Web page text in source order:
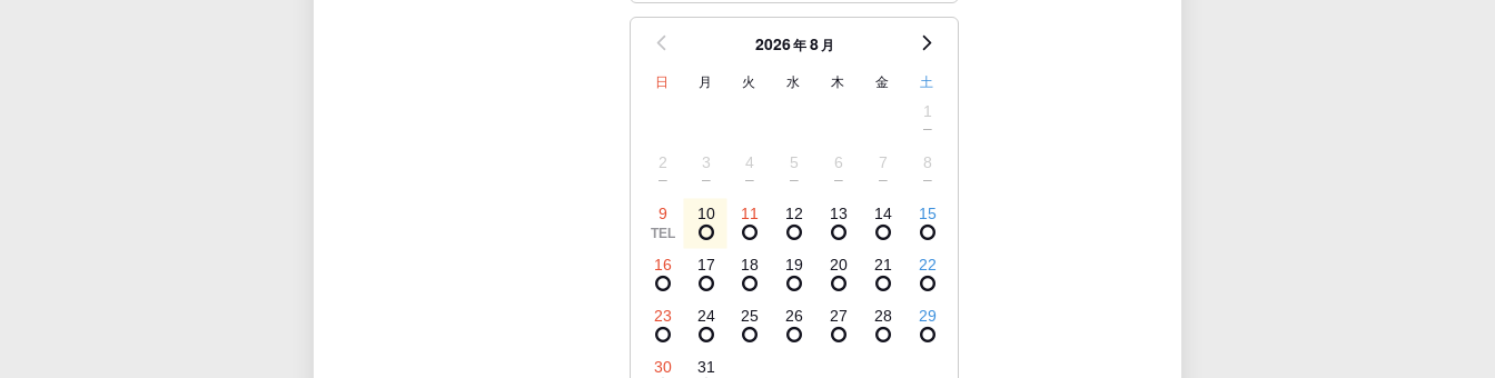
2026年8月
日 月 火 水 木 金 土
1
2 3 4 5 6 7 8
9 10 11 12 13 14 15
16 17 18 19 20 21 22
23 24 25 26 27 28 29
30 31